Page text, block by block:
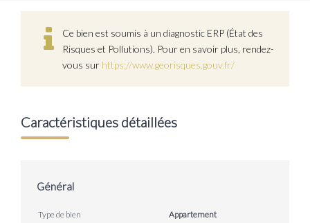
Ce bien est soumis à un diagnostic ERP (État des
Risques et Pollutions). Pour en savoir plus, rendez-
vous sur https://www.georisques.gouv.fr/
Caractéristiques détaillées
Général
Type de bien
Appartement